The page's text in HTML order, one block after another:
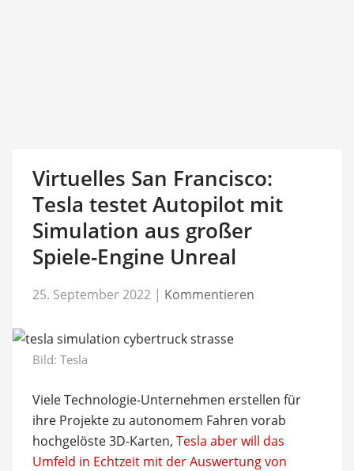
Virtuelles San Francisco:
Tesla testet Autopilot mit
Simulation aus großer
Spiele-Engine Unreal
25. September 2022 | Kommentieren
Bild: Tesla
Viele Technologie-Unternehmen erstellen für
ihre Projekte zu autonomem Fahren vorab
hochgelöste 3D-Karten, Tesla aber will das
Umfeld in Echtzeit mit der Auswertung von